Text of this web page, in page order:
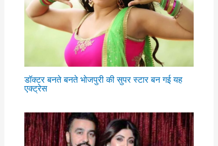
डॉक्टर बनते बनते भोजपुरी की सुपर स्टार बन गई यह
एक्ट्रेस